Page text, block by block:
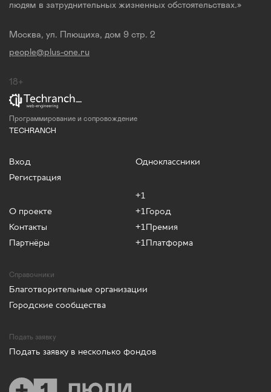
людям в затруднительных жизненных обстоятельствах.»
Москва, ул. Плющиха, дом 9 стр. 2
people@plus-one.ru
18+
Программирование и сопровождение
TECHRANCH
Вход
Регистрация
О проекте
Контакты
Партнёры
Одноклассники
+1
+1Город
+1Премия
+1Платформа
Справочники
Благотворительные организации
Городские сообщества
Подать заявку
Подать заявку в несколько фондов